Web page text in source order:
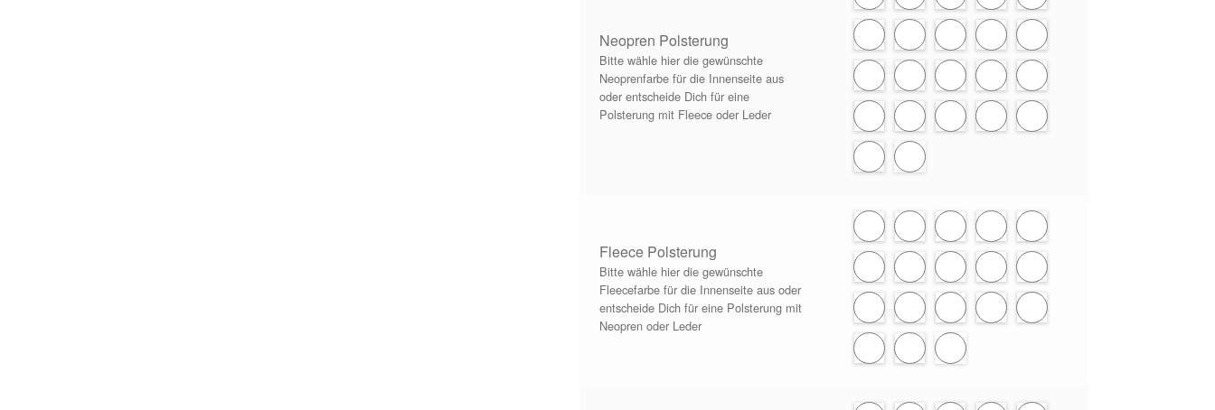
Neopren Polsterung
Bitte wähle hier die gewünschte
Neoprenfarbe für die Innenseite aus
oder entscheide Dich für eine
Polsterung mit Fleece oder Leder
Fleece Polsterung
Bitte wähle hier die gewünschte
Fleecefarbe für die Innenseite aus oder
entscheide Dich für eine Polsterung mit
Neopren oder Leder